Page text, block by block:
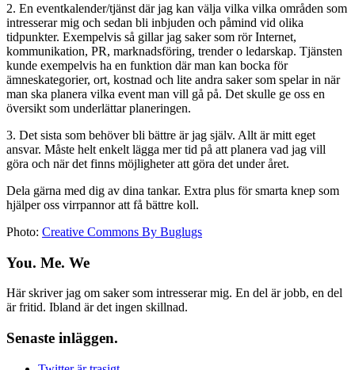
2. En eventkalender/tjänst där jag kan välja vilka vilka områden som
intresserar mig och sedan bli inbjuden och påmind vid olika
tidpunkter. Exempelvis så gillar jag saker som rör Internet,
kommunikation, PR, marknadsföring, trender o ledarskap. Tjänsten
kunde exempelvis ha en funktion där man kan bocka för
ämneskategorier, ort, kostnad och lite andra saker som spelar in när
man ska planera vilka event man vill gå på. Det skulle ge oss en
översikt som underlättar planeringen.
3. Det sista som behöver bli bättre är jag själv. Allt är mitt eget
ansvar. Måste helt enkelt lägga mer tid på att planera vad jag vill
göra och när det finns möjligheter att göra det under året.
Dela gärna med dig av dina tankar. Extra plus för smarta knep som
hjälper oss virrpannor att få bättre koll.
Photo: Creative Commons By Buglugs
You. Me. We
Här skriver jag om saker som intresserar mig. En del är jobb, en del
är fritid. Ibland är det ingen skillnad.
Senaste inläggen.